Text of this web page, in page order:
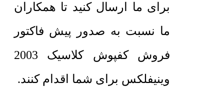
برای ما ارسال کنید تا همکاران
ما نسبت به صدور پیش فاکتور
فروش کفپوش کلاسیک 2003
وینیفلکس برای شما اقدام کنند.